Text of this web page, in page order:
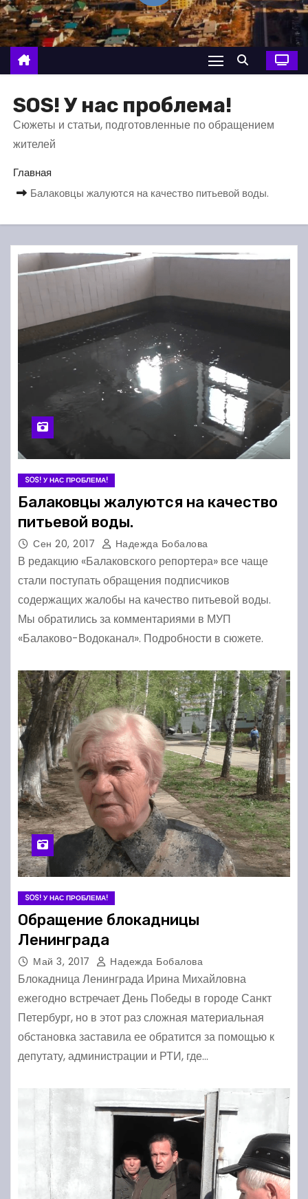
о
м
у
SOS! У нас проблема!
Сюжеты и статьи, подготовленные по обращением
жителей
Главная
Балаковцы жалуются на качество питьевой воды.
SOS! У НАС ПРОБЛЕМА!
Балаковцы жалуются на качество
питьевой воды.
Сен 20, 2017 Надежда Бобалова
В редакцию «Балаковского репортера» все чаще
стали поступать обращения подписчиков
содержащих жалобы на качество питьевой воды.
Мы обратились за комментариями в МУП
«Балаково-Водоканал». Подробности в сюжете.
SOS! У НАС ПРОБЛЕМА!
Обращение блокадницы
Ленинграда
Май 3, 2017 Надежда Бобалова
Блокадница Ленинграда Ирина Михайловна
ежегодно встречает День Победы в городе Санкт
Петербург, но в этот раз сложная материальная
обстановка заставила ее обратится за помощью к
депутату, администрации и РТИ, где…